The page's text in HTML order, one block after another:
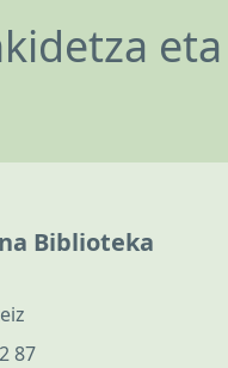
Biblioteka
87